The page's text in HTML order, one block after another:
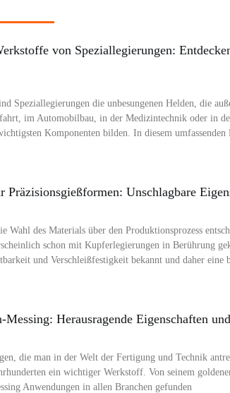
von Speziallegierungen:
Speziallegierungen die unbesungenen Helden, die
im Automobilbau, in der Medizintechnik oder in
Komponenten bilden. In diesem umfassenden
Unschlagbare
Wahl des Materials über den Produktionsprozess
schon mit Kupferlegierungen in Berührung
und Verschleißfestigkeit bekannt und daher eine
Herausragende Eigenschaften
die man in der Welt der Fertigung und Technik
ein wichtiger Werkstoff. Von seinem
Anwendungen in allen Branchen gefunden